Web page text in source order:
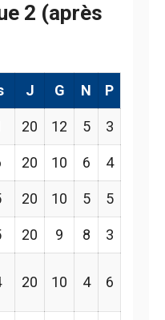
2 (après
J G N P
20 12 5 3
20 10 6 4
20 10 5 5
20 9 8 3
20 10 4 6